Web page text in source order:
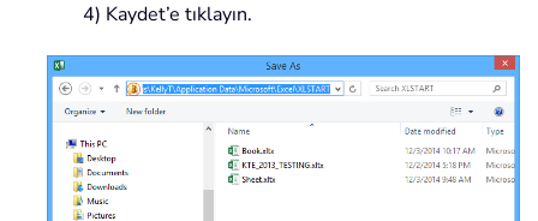
4) Kaydet’e tıklayın.